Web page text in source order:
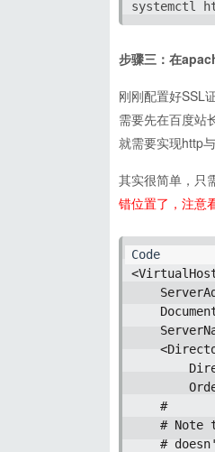
systemctl
步骤三：在
刚刚配置好SSL
需要先在百度站
就需要实现http
其实很简单，只
错位置了，注意
    #
# Note
#